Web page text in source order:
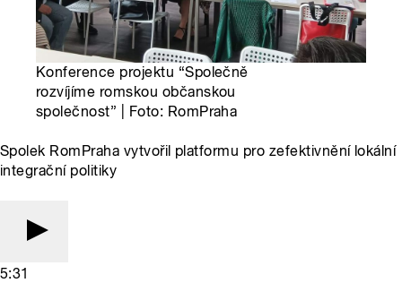
Konference projektu “Společně
rozvíjíme romskou občanskou
společnost” | Foto: RomPraha
Spolek RomPraha vytvořil platformu pro zefektivnění lokální
integrační politiky
5:31